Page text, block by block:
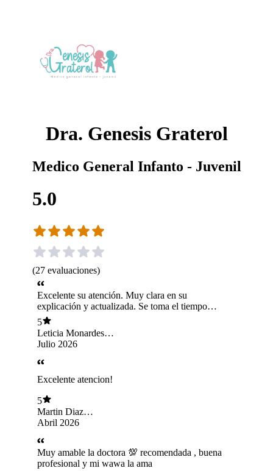
Dra. Genesis Graterol
Medico General Infanto - Juvenil
5.0
(27 evaluaciones)
Excelente su atención. Muy clara en su
explicación y actualizada. Se toma el tiempo
necesario para explicar todo con detalle. La
recomiendo a ojos cerrados
5
Leticia Monardes
Oteiza
Julio 2026
Excelente atencion!
5
Martin Diaz
Gonzalez
Abril 2026
Muy amable la doctora 💯 recomendada , buena
profesional y mi wawa la ama